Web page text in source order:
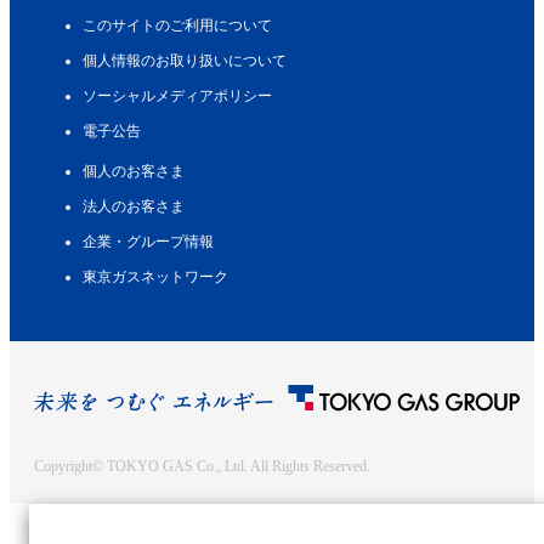
このサイトのご利用について
個人情報のお取り扱いについて
ソーシャルメディアポリシー
電子公告
個人のお客さま
法人のお客さま
企業・グループ情報
東京ガスネットワーク
Copyright© TOKYO GAS Co., Ltd. All Rights Reserved.